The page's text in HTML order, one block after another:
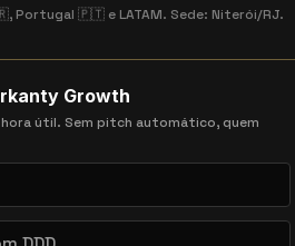
Portugal 🇵🇹 e LATAM. Sede: Niterói/RJ.
Growth
útil. Sem pitch automático, quem